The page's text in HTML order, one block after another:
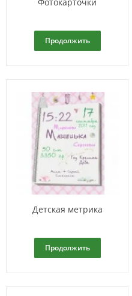
Продолжить
Детская метрика
Продолжить